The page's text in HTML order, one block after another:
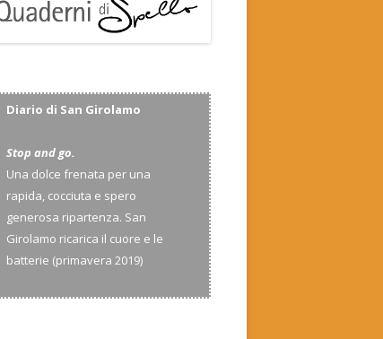
Diario di San Girolamo
Stop and go.
Una dolce frenata per una
rapida, cocciuta e spero
generosa ripartenza. San
Girolamo ricarica il cuore e le
batterie (primavera 2019)